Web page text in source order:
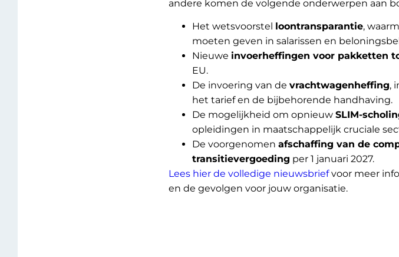
andere komen de volgende onderwerpen aan
Het wetsvoorstel loontransparantie,
moeten geven in salarissen en
Nieuwe invoerheffingen voor pakketten
EU.
De invoering van de vrachtwagenheffing,
het tarief en de bijbehorende handhaving.
De mogelijkheid om opnieuw SLIM-
opleidingen in maatschappelijk cruciale
De voorgenomen afschaffing van de
transitievergoeding per 1 januari 2027.
Lees hier de volledige nieuwsbriefvoor meer
en de gevolgen voor jouw organisatie.